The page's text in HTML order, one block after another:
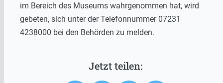
im Bereich des Museums wahrgenommen hat, wird
gebeten, sich unter der Telefonnummer 07231
4238000 bei den Behörden zu melden.